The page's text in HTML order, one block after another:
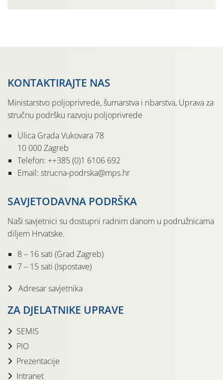
KONTAKTIRAJTE NAS
Ministarstvo poljoprivrede, šumarstva i ribarstva, Uprava za
stručnu podršku razvoju poljoprivrede
Ulica Grada Vukovara 78
10 000 Zagreb
Telefon: ++385 (0)1 6106 692
Email: strucna-podrska@mps.hr
SAVJETODAVNA PODRŠKA
Naši savjetnici su dostupni radnim danom u podružnicama
diljem Hrvatske.
8 – 16 sati (Grad Zagreb)
7 – 15 sati (Ispostave)
Adresar savjetnika
ZA DJELATNIKE UPRAVE
SEMIS
PIO
Prezentacije
Intranet